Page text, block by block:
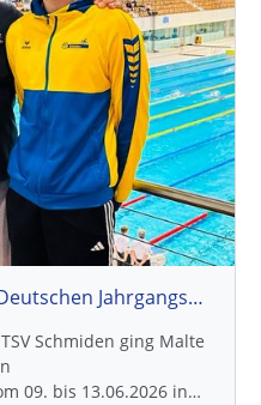
Malte Kaufmann bei den Deutschen Jahrgangsmeisterschaften in Berlin
Schmiden ging Malte
09. bis 13.06.2026 in…